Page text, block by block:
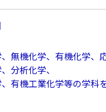
無機化学、有機化学、
分析化学、
有機工業化学等の学科